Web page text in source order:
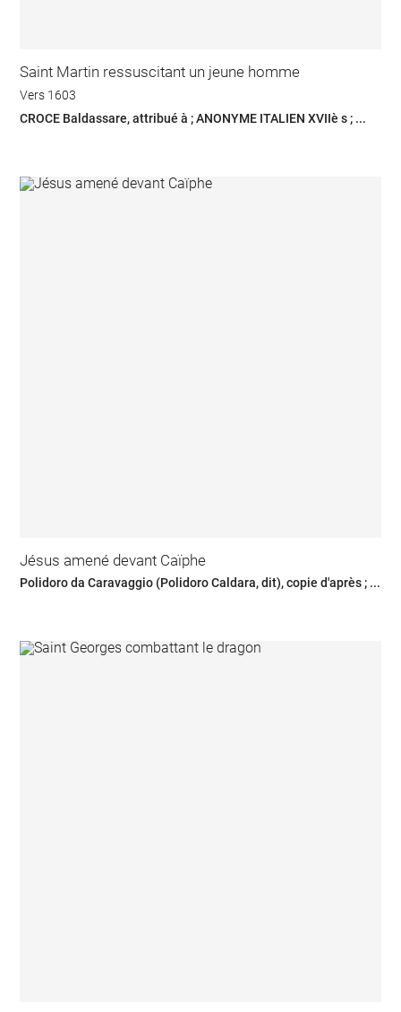
Saint Martin ressuscitant un jeune homme
Vers 1603
CROCE Baldassare, attribué à ; ANONYME ITALIEN XVIIè s ; ...
Jésus amené devant Caïphe
Polidoro da Caravaggio (Polidoro Caldara, dit), copie d'après ; ...